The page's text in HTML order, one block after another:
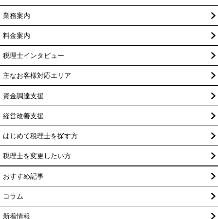
業務案内
料金案内
税理士インタビュー
主なお客様対応エリア
資金調達支援
経営改善支援
はじめて税理士を探す方
税理士を変更したい方
おすすめ記事
コラム
新着情報